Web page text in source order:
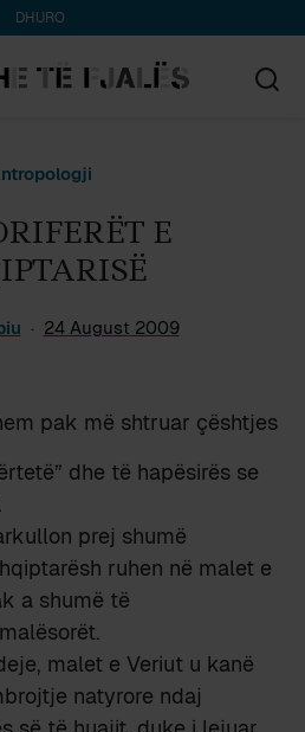
DHURO
E
24 August 2009
pak më shtruar çështjes
dhe të hapësirës se
prej shumë
ruhen në malet e
a shumë të
malet e Veriut u kanë
natyrore ndaj